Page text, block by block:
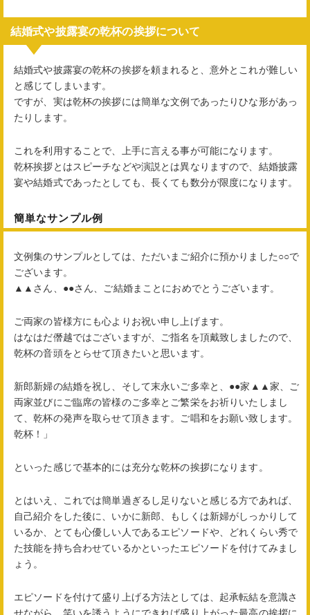
結婚式や披露宴の乾杯の挨拶について
結婚式や披露宴の乾杯の挨拶を頼まれると、意外とこれが難しい
と感じてしまいます。
ですが、実は乾杯の挨拶には簡単な文例であったりひな形があっ
たりします。
これを利用することで、上手に言える事が可能になります。
乾杯挨拶とはスピーチなどや演説とは異なりますので、結婚披露
宴や結婚式であったとしても、長くても数分が限度になります。
簡単なサンプル例
文例集のサンプルとしては、ただいまご紹介に預かりました○○で
ございます。
▲▲さん、●●さん、ご結婚まことにおめでとうございます。
ご両家の皆様方にも心よりお祝い申し上げます。
はなはだ僭越ではございますが、ご指名を頂戴致しましたので、
乾杯の音頭をとらせて頂きたいと思います。
新郎新婦の結婚を祝し、そして末永いご多幸と、●●家▲▲家、ご
両家並びにご臨席の皆様のご多幸とご繁栄をお祈りいたしまし
て、乾杯の発声を取らせて頂きます。ご唱和をお願い致します。
乾杯！」
といった感じで基本的には充分な乾杯の挨拶になります。
とはいえ、これでは簡単過ぎるし足りないと感じる方であれば、
自己紹介をした後に、いかに新郎、もしくは新婦がしっかりして
いるか、とても心優しい人であるエピソードや、どれくらい秀で
た技能を持ち合わせているかといったエピソードを付けてみまし
ょう。
エピソードを付けて盛り上げる方法としては、起承転結を意識さ
せながら、笑いを誘うようにできれば盛り上がった最高の挨拶に